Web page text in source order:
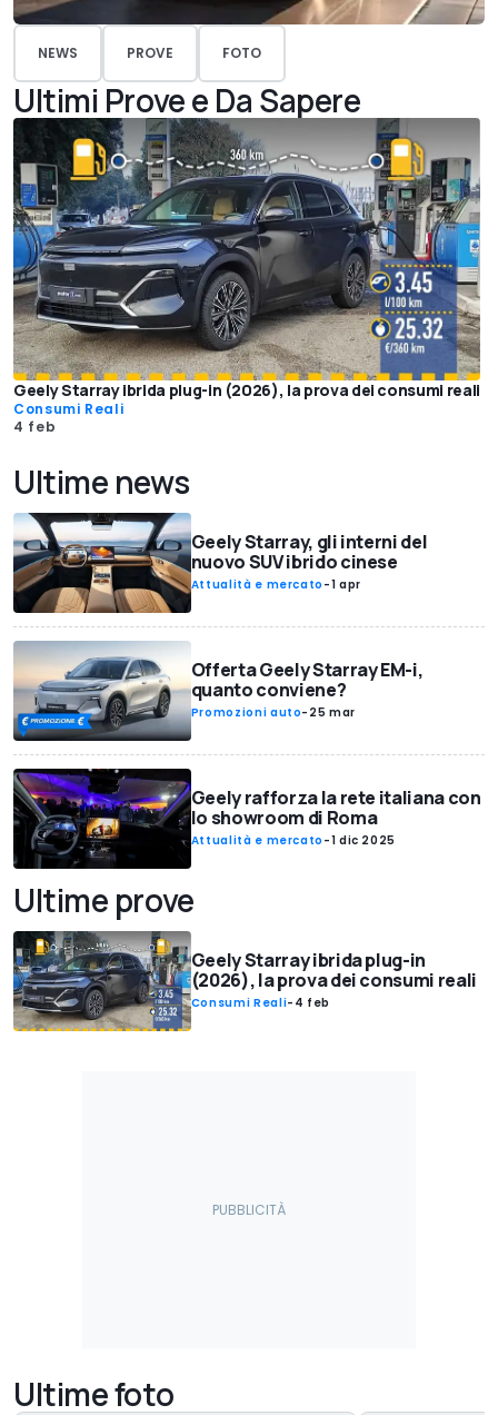
NEWS PROVE FOTO
Ultimi Prove e Da Sapere
Geely Starray ibrida plug-in (2026), la prova dei consumi reali
Consumi Reali
4 feb
Ultime news
Geely Starray, gli interni del
nuovo SUV ibrido cinese
Attualità e mercato -1 apr
Offerta Geely Starray EM-i,
quanto conviene?
Promozioni auto- 25 mar
Geely rafforza la rete italiana con
lo showroom di Roma
Attualità e mercato -1 dic 2025
Ultime prove
Geely Starray ibrida plug-in
(2026), la prova dei consumi reali
Consumi Reali- 4 feb
Ultime foto